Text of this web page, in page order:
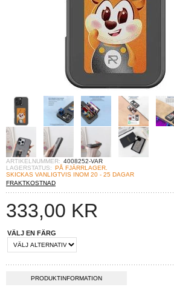
ARTIKELNUMMER: 4008252-VAR
LAGERSTATUS: PÅ FJÄRRLAGER.
SKICKAS VANLIGTVIS INOM 20 - 25 DAGAR
FRAKTKOSTNAD
333,00 KR
VÄLJ EN FÄRG
PRODUKTINFORMATION